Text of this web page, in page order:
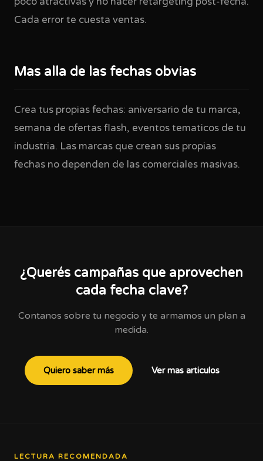
Cada error te cuesta ventas.
Mas alla de las fechas obvias
Crea tus propias fechas: aniversario de tu marca,
semana de ofertas flash, eventos tematicos de tu
industria. Las marcas que crean sus propias
fechas no dependen de las comerciales masivas.
¿Querés campañas que aprovechen
cada fecha clave?
Contanos sobre tu negocio y te armamos un plan a
medida.
Quiero saber más Ver mas articulos
LECTURA RECOMENDADA